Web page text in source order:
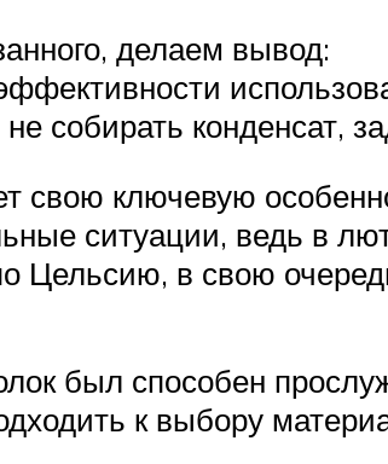
делаем вывод:
собирать конденсат,
свою ключевую
ситуации, ведь в
Цельсию, в свою
был способен
к выбору